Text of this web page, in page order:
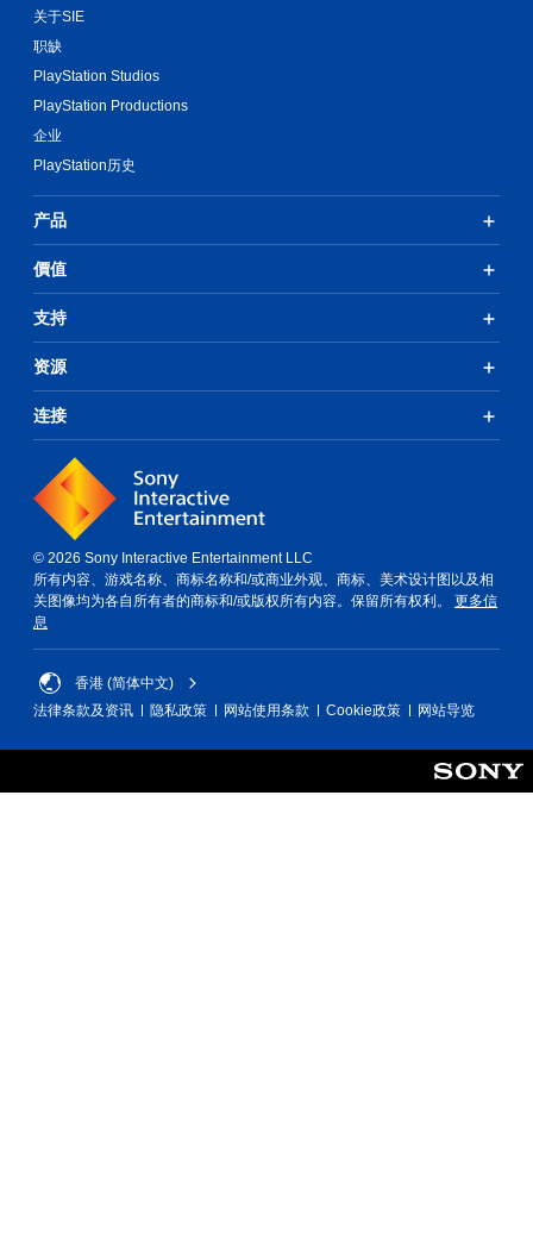
关于SIE
职缺
PlayStation Studios
PlayStation Productions
企业
PlayStation历史
产品
價值
支持
资源
连接
© 2026 Sony Interactive Entertainment LLC
所有内容、游戏名称、商标名称和/或商业外观、商标、美术设计图以及相
关图像均为各自所有者的商标和/或版权所有内容。保留所有权利。 更多信
息
香港 (简体中文)
法律条款及资讯
隐私政策 网站使用条款 Cookie政策 网站导览